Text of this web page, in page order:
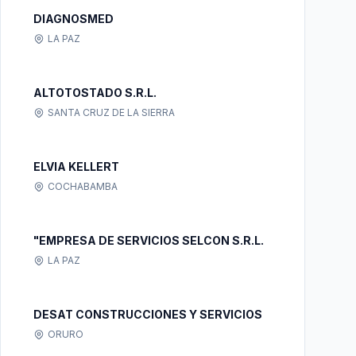
DIAGNOSMED
LA PAZ
ALTOTOSTADO S.R.L.
SANTA CRUZ DE LA SIERRA
ELVIA KELLERT
COCHABAMBA
"EMPRESA DE SERVICIOS SELCON S.R.L.
LA PAZ
DESAT CONSTRUCCIONES Y SERVICIOS
ORURO